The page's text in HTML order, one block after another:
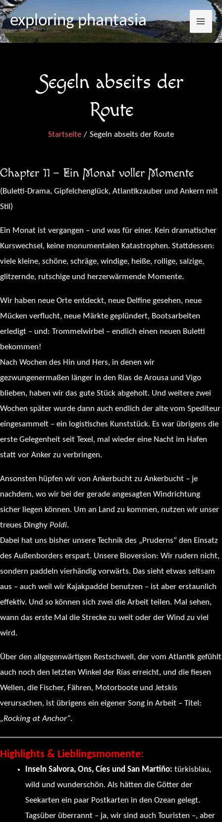
Zum
Inhalt
springen
exploring phantasia
Segeln abseits der
Route
Startseite Segeln abseits der Route
Chapter 11 – Ein Monat voller Momente
(Buletti-Drama, Gipfelchenglück, Atlantikzauber und Ankern mit
Stil)
Ein Monat ist vergangen – und was für einer. Kein dramatischer
Kurswechsel, keine monumentalen Katastrophen. Stattdessen:
viele kleine, schöne, schräge, windige, heiße, rollige, salzige,
glitzernde, rutschige und herzerwärmende Momente.
Wir haben neue Orte entdeckt, neue Delfine gesehen, neue
Mücken verflucht, neue Märkte geplündert, Bootsarbeiten
erledigt – und: Trommelwirbel – endlich einen neuen Buletti
bekommen!
Nach Wochen des Hin und Hers, in denen wir
gezwungenermaßen länger in den Rías de Arousa und Vigo
blieben, haben wir das gute Stück abgeholt. Und weitere zwei
Wochen später wurde dann auch endlich der alte vom Spediteur
eingesammelt – ein logistisches Kunststück. Es war übrigens die
erste Gelegenheit seit Texel, mal wieder eine Nacht im Hafen
statt vor Anker zu verbringen.
Ansonsten hüpfen wir von Ankerbucht zu Ankerbucht – je
nachdem, wo wir bei der gerade angesagten Windrichtung
sicher liegen können. Um an Land zu kommen, nutzen wir unser
treues Dinghy Poldi.
Dabei hat uns bisher unsere Technik des „Pruderns“ den Einsatz
des Außenborders erspart. Unsere Bioversion: Wir rudern nicht,
sondern paddeln vierhändig vorwärts. Das sieht etwas seltsam
aus – auch weil wir Kajakpaddel benutzen – ist aber erstaunlich
effektiv. Und so können sich zwei die Arbeit teilen. Mal sehen,
wann das erste Mal die Strecke zu weit oder der Wind zu viel
wird.
Über den allgegenwärtigen Restschwell, der vom Atlantik gefühlt
auch noch den letzten Winkel der Rías erreicht, und die fiesen
Wellen, die Fischer, Fähren, Motorboote und Jetskis
verursachen, ist übrigens ein eigener Song in Arbeit – Titel:
„Rocking at Anchor“.
Highlights & Lieblingsmomente:
Inseln Salvora, Ons, Cíes und San Martiño: türkisblau,
wild und wunderschön. Als hätten die Götter der
Seekarten ein paar Postkarten in den Ozean gelegt.
Tagsüber überrannt – ja, wir sind auch Touristen –, aber